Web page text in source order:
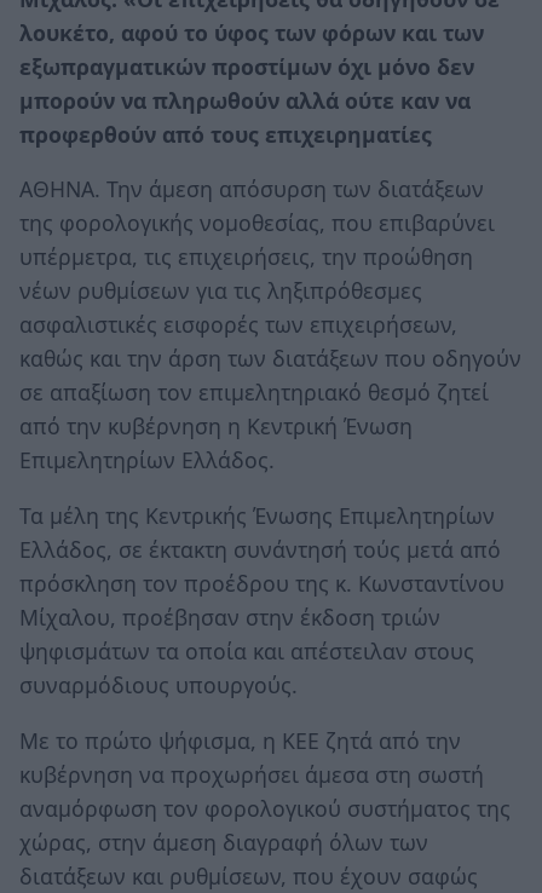
λουκέτο, αφού το ύφος των φόρων και των
εξωπραγματικών προστίμων όχι μόνο δεν
μπορούν να πληρωθούν αλλά ούτε καν να
προφερθούν από τους επιχειρηματίες
ΑΘΗΝΑ. Την άμεση απόσυρση των διατάξεων
της φορολογικής νομοθεσίας, που επιβαρύνει
υπέρμετρα, τις επιχειρήσεις, την προώθηση
νέων ρυθμίσεων για τις ληξιπρόθεσμες
ασφαλιστικές εισφορές των επιχειρήσεων,
καθώς και την άρση των διατάξεων που οδηγούν
σε απαξίωση τον επιμελητηριακό θεσμό ζητεί
από την κυβέρνηση η Κεντρική Ένωση
Επιμελητηρίων Ελλάδος.
Τα μέλη της Κεντρικής Ένωσης Επιμελητηρίων
Ελλάδος, σε έκτακτη συνάντησή τούς μετά από
πρόσκληση τον προέδρου της κ. Κωνσταντίνου
Μίχαλου, προέβησαν στην έκδοση τριών
ψηφισμάτων τα οποία και απέστειλαν στους
συναρμόδιους υπουργούς.
Με το πρώτο ψήφισμα, η ΚΕΕ ζητά από την
κυβέρνηση να προχωρήσει άμεσα στη σωστή
αναμόρφωση τον φορολογικού συστήματος της
χώρας, στην άμεση διαγραφή όλων των
διατάξεων και ρυθμίσεων, που έχουν σαφώς